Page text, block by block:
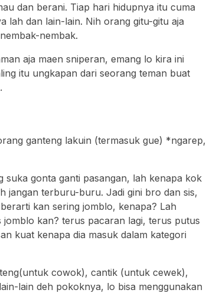
dan berani. Tiap hari hidupnya itu cuma
lah dan lain-lain. Nih orang gitu-gitu aja
nembak.
aja maen sniperan, emang lo kira ini
itu ungkapan dari seorang teman buat
ganteng lakuin (termasuk gue) *ngarep,
gonta ganti pasangan, lah kenapa kok
jangan terburu-buru. Jadi gini bro dan sis,
kan sering jomblo, kenapa? Lah
kan? terus pacaran lagi, terus putus
kuat kenapa dia masuk dalam kategori
cowok), cantik (untuk cewek),
lain deh pokoknya, lo bisa menggunakan